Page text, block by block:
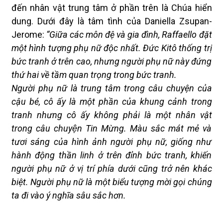
đến nhân vật trung tâm ở phần trên là Chúa hiển
dung. Dưới đây là tâm tình của Daniella Zsupan-
Jerome: “Giữa các môn đệ và gia đình, Raffaello đặt
một hình tượng phụ nữ độc nhất. Đức Kitô thống trị
bức tranh ở trên cao, nhưng người phụ nữ này đứng
thứ hai về tầm quan trọng trong bức tranh.
Người phụ nữ là trung tâm trong câu chuyện của
cậu bé, cô ấy là một phần của khung cảnh trong
tranh nhưng cô ấy không phải là một nhân vật
trong câu chuyện Tin Mừng. Màu sắc mát mẻ và
tươi sáng của hình ảnh người phụ nữ, giống như
hành động thần linh ở trên đỉnh bức tranh, khiến
người phụ nữ ở vị trí phía dưới cũng trở nên khác
biệt. Người phụ nữ là một biểu tượng mời gọi chúng
ta đi vào ý nghĩa sâu sắc hơn.